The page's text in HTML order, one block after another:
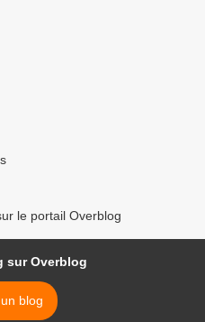
le portail Overblog
sur Overblog
blog